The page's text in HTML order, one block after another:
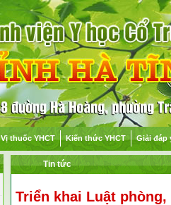
Vị thuốc YHCT Kiến thức YHCT Giải đáp
Tin tức
Triển khai Luật